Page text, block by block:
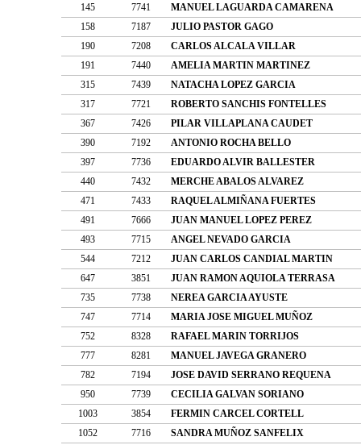
145
7741
MANUEL LAGUARDA CAMARENA
158
7187
JULIO PASTOR GAGO
190
7208
CARLOS ALCALA VILLAR
191
7440
AMELIA MARTIN MARTINEZ
315
7439
NATACHA LOPEZ GARCIA
317
7721
ROBERTO SANCHIS FONTELLES
367
7426
PILAR VILLAPLANA CAUDET
390
7192
ANTONIO ROCHA BELLO
397
7736
EDUARDO ALVIR BALLESTER
440
7432
MERCHE ABALOS ALVAREZ
471
7433
RAQUEL ALMIÑANA FUERTES
491
7666
JUAN MANUEL LOPEZ PEREZ
493
7715
ANGEL NEVADO GARCIA
544
7212
JUAN CARLOS CANDIAL MARTIN
647
3851
JUAN RAMON AQUIOLA TERRASA
735
7738
NEREA GARCIA AYUSTE
747
7714
MARIA JOSE MIGUEL MUÑOZ
752
8328
RAFAEL MARIN TORRIJOS
777
8281
MANUEL JAVEGA GRANERO
782
7194
JOSE DAVID SERRANO REQUENA
950
7739
CECILIA GALVAN SORIANO
1003
3854
FERMIN CARCEL CORTELL
1052
7716
SANDRA MUÑOZ SANFELIX